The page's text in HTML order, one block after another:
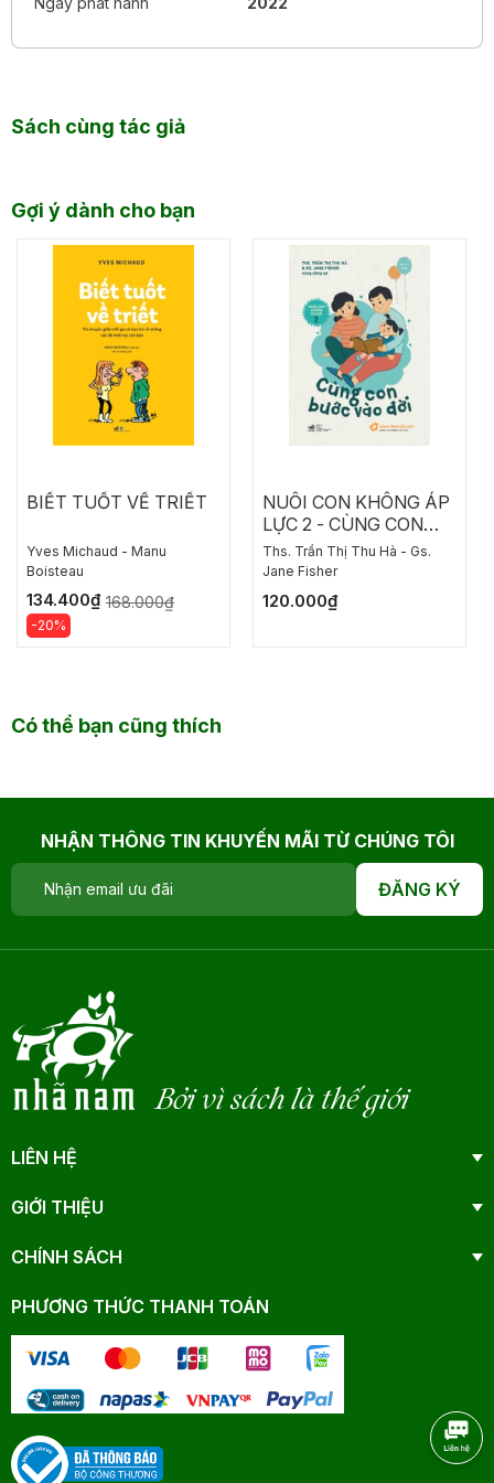
Sách cùng tác giả
Gợi ý dành cho bạn
BIẾT TUỐT VỀ TRIẾT
Yves Michaud - Manu
Boisteau
134.400₫ 168.000₫
-20%
NUÔI CON KHÔNG ÁP
LỰC 2 - CÙNG CON
BƯỚC VÀO ĐỜI
Ths. Trần Thị Thu Hà - Gs.
Jane Fisher
120.000₫
Có thể bạn cũng thích
NHẬN THÔNG TIN KHUYẾN MÃI TỪ CHÚNG TÔI
ĐĂNG KÝ
Bởi vì sách là thế giới
LIÊN HỆ
GIỚI THIỆU
CHÍNH SÁCH
PHƯƠNG THỨC THANH TOÁN